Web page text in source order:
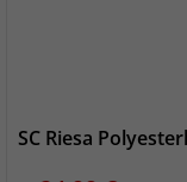
SC Riesa